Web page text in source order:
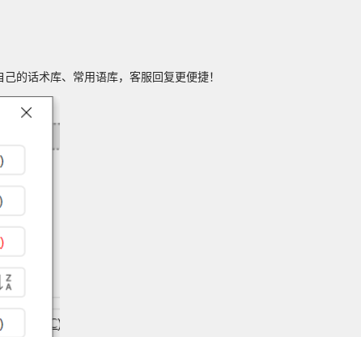
的话术库、常用语库，客服回复更便捷！